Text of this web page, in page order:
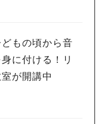
どもの頃から音
に付ける！リ
室が開講中